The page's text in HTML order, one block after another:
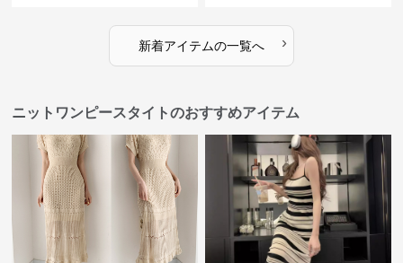
新着アイテムの一覧へ ›
ニットワンピースタイトのおすすめアイテム